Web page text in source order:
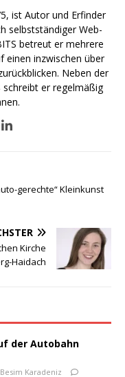
ist Autor und Erfinder
selbstständiger Web-
betreut er mehrere
einen inzwischen über
Neben der
er regelmäßig
gerechte“ Kleinkunst
Kirche
Haidach
der Autobahn
Besim Karadeniz